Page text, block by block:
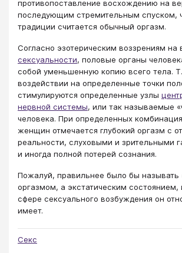
противопоставление восхождению на
последующим стремительным спуском,
традиции считается обычный оргазм.
Согласно эзотерическим воззрениям на
сексуальности, половые органы
собой уменьшенную копию всего тела.
воздействии на определенные точки
стимулируются определенные узлы
нервной системы, или так называемые
человека. При определенных
женщин отмечается глубокий оргазм с
реальности, слуховыми и зрительными
и иногда полной потерей сознания.
Пожалуй, правильнее было бы называть
оргазмом, а экстатическим
сфере сексуального возбуждения он
имеет.
Секс